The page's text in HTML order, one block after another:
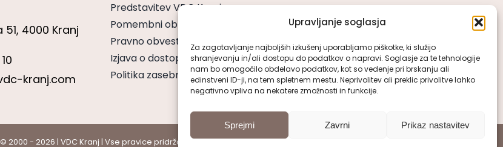
Upravljanje soglasja
Za zagotavljanje najboljših izkušenj uporabljamo piškotke, ki služijo
shranjevanju in/ali dostopu do podatkov o napravi. Soglasje za te tehnologije
nam bo omogočilo obdelavo podatkov, kot so vedenje pri brskanju ali
edinstveni ID-ji, na tem spletnem mestu. Neprivolitev ali preklic privolitve lahko
negativno vpliva na nekatere zmožnosti in funkcije.
Sprejmi Zavrni Prikaz nastavitev
4000 Kranj
kranj.com
Predstavitev VDC Kranj
Pomembni obrazci
Pravno obvestilo
Izjava o dostopnosti
Politika zasebnosti
© 2000 - 2026 | VDC Kranj | Vse pravice pridržane